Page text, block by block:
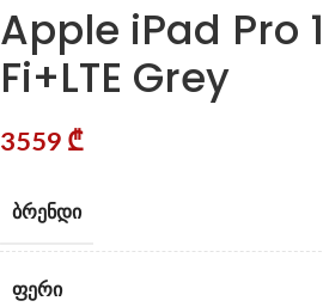
Apple iPad Pro
Fi+LTE Grey
3559 ₾
ᲑᲠᲔᲜᲓᲘ
ᲤᲔᲠᲘ